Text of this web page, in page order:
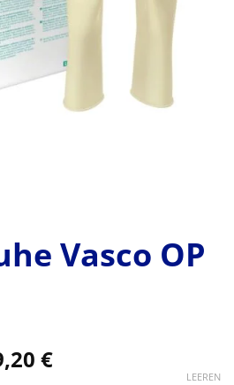
Vasco OP
€Preisspanne:
LEEREN